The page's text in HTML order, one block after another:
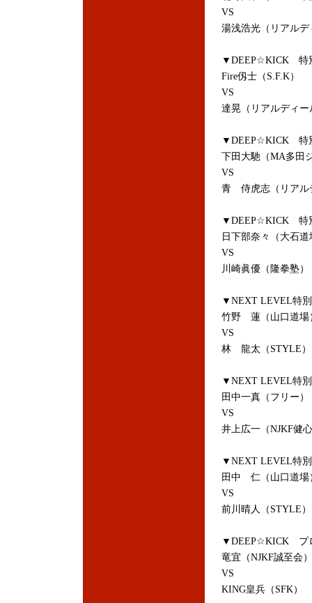
VS
湯浅浩光（リアルデ
▼DEEP☆KICK 特
Fire仭士（S.F.K）
VS
達晃（リアルディー
▼DEEP☆KICK 特
下田大馳（MA多田
VS
青 侍虎志（リアル
▼DEEP☆KICK 特
日下部奈々（大石道
VS
川崎眞優（隆拳塾）
▼NEXT LEVEL特
竹野 蓮（山口道場
VS
林 龍太（STYLE）
▼NEXT LEVEL特
田中一真（フリー）
VS
井上広一（NJKF健
▼NEXT LEVEL特
田中 仁（山口道場
VS
前川晴人（STYLE）
▼DEEP☆KICK プ
竜宜（NJKF誠至会）
VS
KING皇兵（SFK）